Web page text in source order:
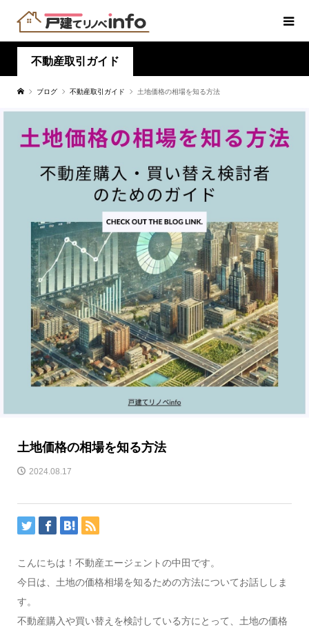
不動産取引ガイド
ブログ 不動産取引ガイド 土地価格の相場を知る方法
土地価格の相場を知る方法
2024.08.17
こんにちは！不動産エージェントの中田です。
今日は、土地の価格相場を知るための方法についてお話ししま
す。
不動産購入や買い替えを検討している方にとって、土地の価格